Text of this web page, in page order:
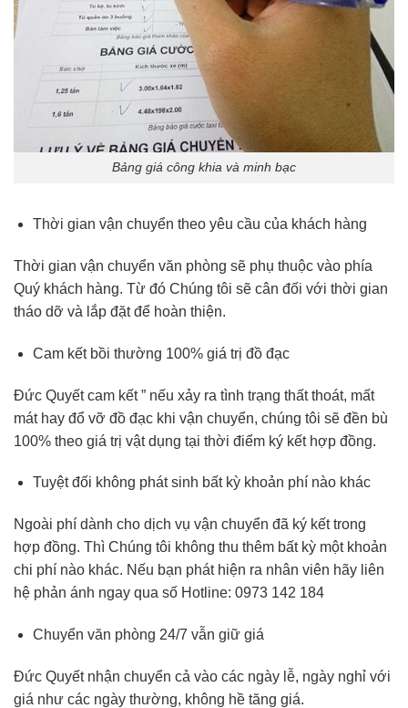
Bảng giá công khia và minh bạc
Thời gian vận chuyển theo yêu cầu của khách hàng
Thời gian vận chuyển văn phòng sẽ phụ thuộc vào phía
Quý khách hàng. Từ đó Chúng tôi sẽ cân đối với thời gian
tháo dỡ và lắp đặt để hoàn thiện.
Cam kết bồi thường 100% giá trị đồ đạc
Đức Quyết cam kết ” nếu xảy ra tình trạng thất thoát, mất
mát hay đổ vỡ đồ đạc khi vận chuyển, chúng tôi sẽ đền bù
100% theo giá trị vật dụng tại thời điểm ký kết hợp đồng.
Tuyệt đối không phát sinh bất kỳ khoản phí nào khác
Ngoài phí dành cho dịch vụ vận chuyển đã ký kết trong
hợp đồng. Thì Chúng tôi không thu thêm bất kỳ một khoản
chi phí nào khác. Nếu bạn phát hiện ra nhân viên hãy liên
hệ phản ánh ngay qua số Hotline: 0973 142 184
Chuyển văn phòng 24/7 vẫn giữ giá
Đức Quyết nhận chuyển cả vào các ngày lễ, ngày nghỉ với
giá như các ngày thường, không hề tăng giá.